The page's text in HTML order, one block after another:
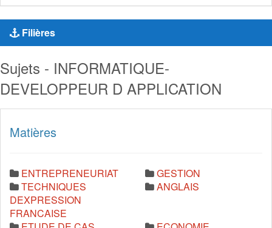
Filières
Sujets - INFORMATIQUE-
DEVELOPPEUR D APPLICATION
Matières
ENTREPRENEURIAT
GESTION
TECHNIQUES
DEXPRESSION
FRANCAISE
ANGLAIS